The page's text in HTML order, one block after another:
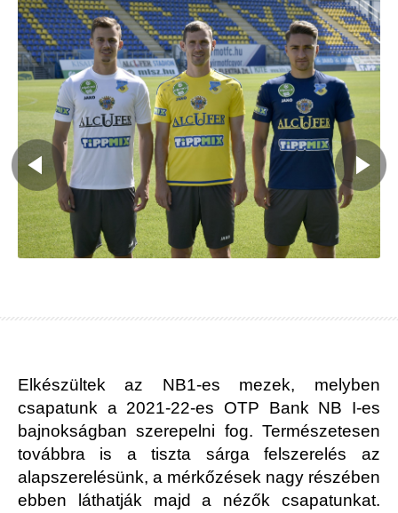
Elkészültek az NB1-es mezek, melyben
csapatunk a 2021-22-es OTP Bank NB I-es
bajnokságban szerepelni fog. Természetesen
továbbra is a tiszta sárga felszerelés az
alapszerelésünk, a mérkőzések nagy részében
ebben láthatják majd a nézők csapatunkat.